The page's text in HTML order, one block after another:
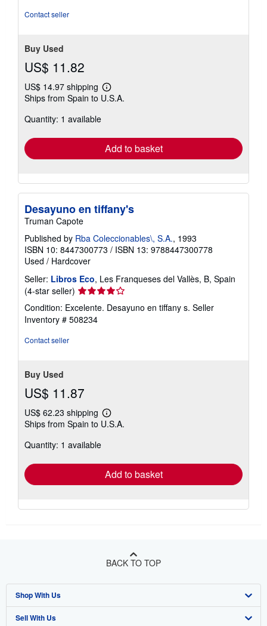
Contact seller
Buy Used
US$ 11.82
US$ 14.97 shipping
Learn
more
Ships from Spain to U.S.A.
Quantity: 1 available
Add to basket
Desayuno en tiffany's
Truman Capote
Published by Rba Coleccionables\, S.A., 1993
ISBN 10: 8447300773 / ISBN 13: 9788447300778
Used / Hardcover
Seller: Libros Eco, Les Franqueses del Vallès, B, Spain
(4-star seller) Seller
rating
4
out
Condition: Excelente. Desayuno en tiffany s. Seller
Inventory # 508234
Contact seller
Buy Used
US$ 11.87
US$ 62.23 shipping
Learn
more
Ships from Spain to U.S.A.
Quantity: 1 available
Add to basket
BACK TO TOP
Shop With Us
Advanced Search
Sell With Us